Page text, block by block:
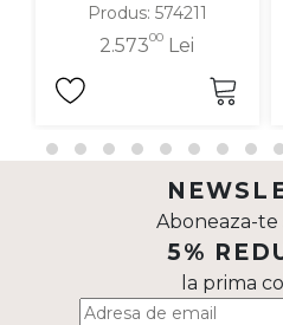
Produs: 574211
2.57300 Lei
Aboneaza-te
5%
la prima